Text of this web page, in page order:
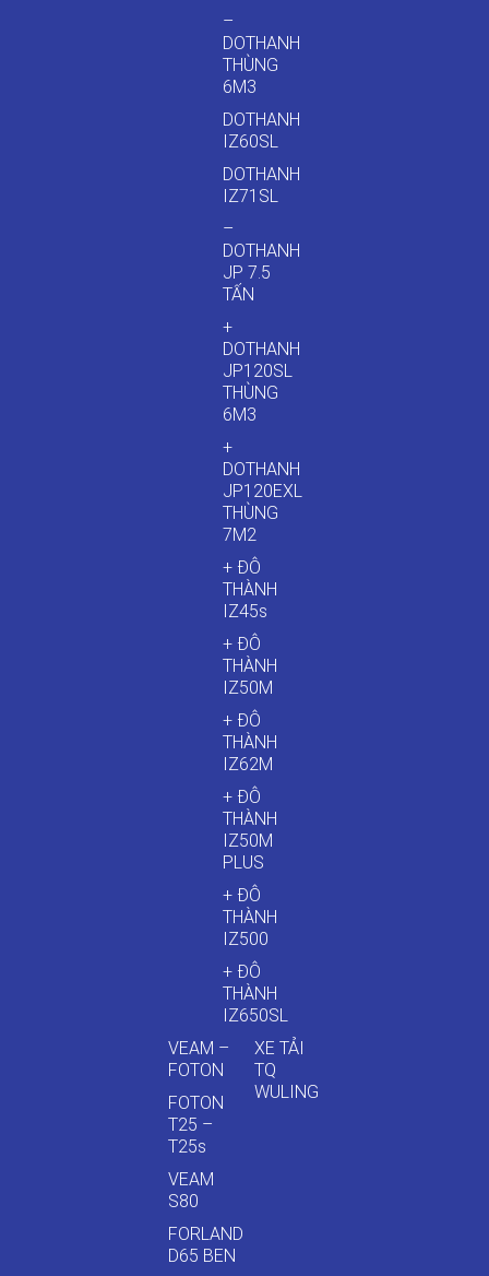
–
DOTHANH
THÙNG
6M3
DOTHANH
IZ60SL
DOTHANH
IZ71SL
–
DOTHANH
JP 7.5
TẤN
+
DOTHANH
JP120SL
THÙNG
6M3
+
DOTHANH
JP120EXL
THÙNG
7M2
+ ĐÔ
THÀNH
IZ45s
+ ĐÔ
THÀNH
IZ50M
+ ĐÔ
THÀNH
IZ62M
+ ĐÔ
THÀNH
IZ50M
PLUS
+ ĐÔ
THÀNH
IZ500
+ ĐÔ
THÀNH
IZ650SL
VEAM –
FOTON
FOTON
T25 –
T25s
VEAM
S80
FORLAND
D65 BEN
XE TẢI
TQ
WULING